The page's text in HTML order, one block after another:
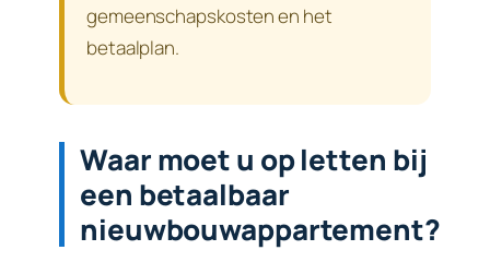
gemeenschapskosten en het
betaalplan.
Waar moet u op letten bij
een betaalbaar
nieuwbouwappartement?